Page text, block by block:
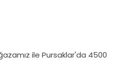
ile Pursaklar'da 4500